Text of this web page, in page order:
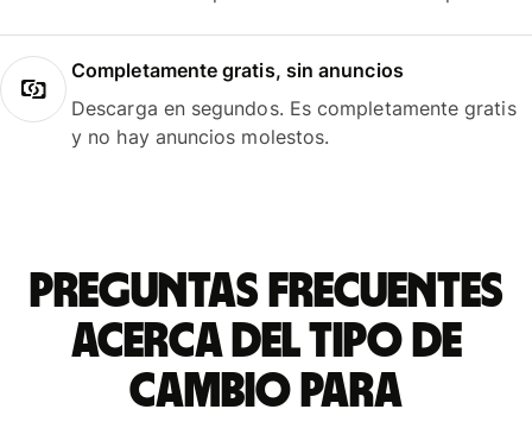
Completamente gratis, sin anuncios
Descarga en segundos. Es completamente gratis
y no hay anuncios molestos.
Preguntas frecuentes
acerca del tipo de
cambio para